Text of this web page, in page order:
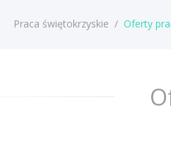
Praca świętokrzyskie / Oferty